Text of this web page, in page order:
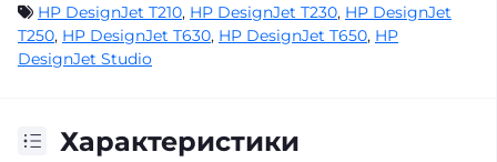
HP DesignJet T210, HP DesignJet T230, HP DesignJet
T250, HP DesignJet T630, HP DesignJet T650, HP
DesignJet Studio
Характеристики